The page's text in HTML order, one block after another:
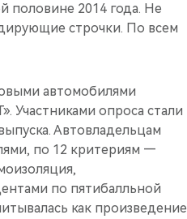
половине 2014 года. Не
строчки. По всем
автомобилями
Участниками опроса стали
Автовладельцам
по 12 критериям —
по пятибалльной
как произведение